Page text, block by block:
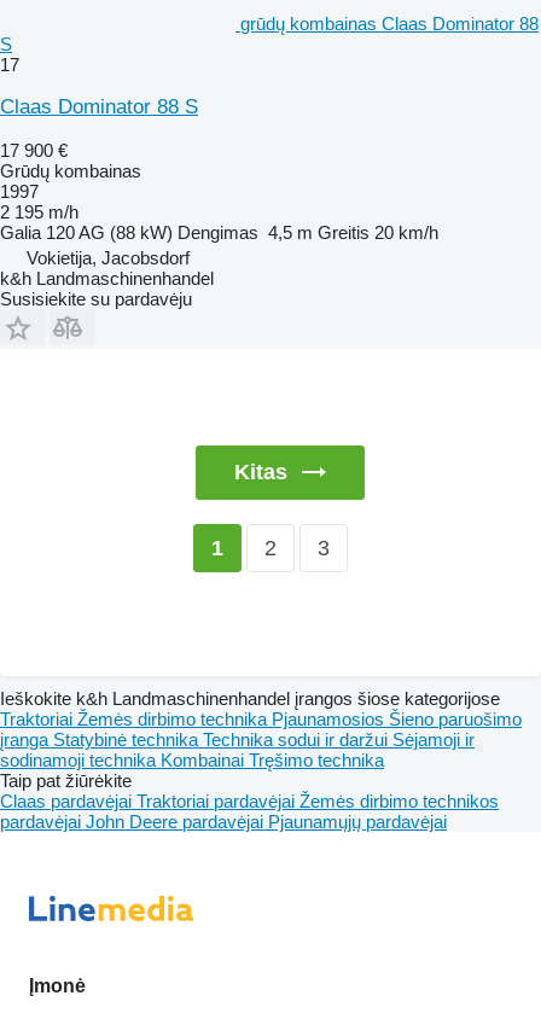
grūdų kombainas Claas Dominator 88
S
17
Claas Dominator 88 S
17 900 €
Grūdų kombainas
1997
2 195 m/h
Galia 120 AG (88 kW) Dengimas 4,5 m Greitis 20 km/h
Vokietija, Jacobsdorf
k&h Landmaschinenhandel
Susisiekite su pardavėju
Kitas
1 2 3
Ieškokite k&h Landmaschinenhandel įrangos šiose kategorijose
Traktoriai Žemės dirbimo technika Pjaunamosios Šieno paruošimo
įranga Statybinė technika Technika sodui ir daržui Sėjamoji ir
sodinamoji technika Kombainai Tręšimo technika
Taip pat žiūrėkite
Claas pardavėjai Traktoriai pardavėjai Žemės dirbimo technikos
pardavėjai John Deere pardavėjai Pjaunamųjų pardavėjai
Įmonė